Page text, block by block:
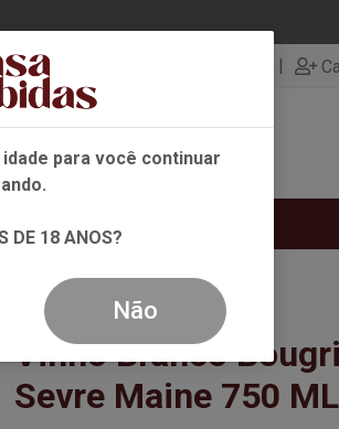
|
Vinho Branco
Sevre Maine 750 ML
para você continuar
DE 18 ANOS?
Não